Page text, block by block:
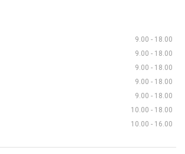
9.00 - 18.00
9.00 - 18.00
9.00 - 18.00
9.00 - 18.00
9.00 - 18.00
10.00 - 18.00
10.00 - 16.00